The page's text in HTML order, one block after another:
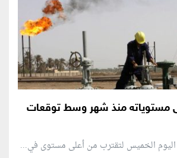
مستوياته منذ شهر وسط توقعات
اليوم الخميس لتقترب من أعلى مستوى في...